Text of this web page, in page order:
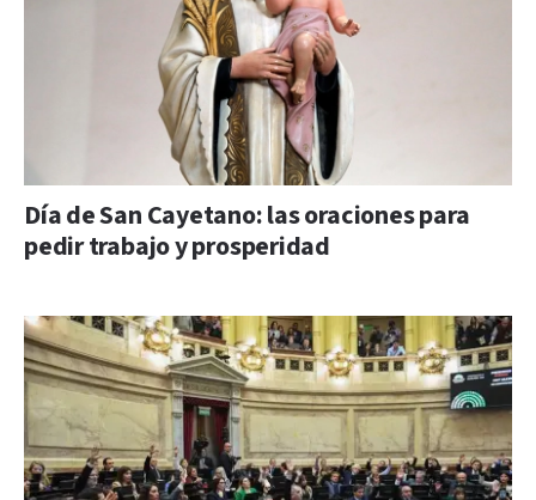
Día de San Cayetano: las oraciones para
pedir trabajo y prosperidad